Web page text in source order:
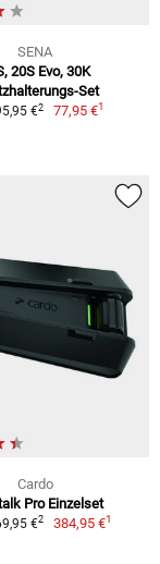
SENA
20S Evo, 30K
Set
€2 77,95 €1
Cardo
Pro Einzelset
€2 384,95 €1